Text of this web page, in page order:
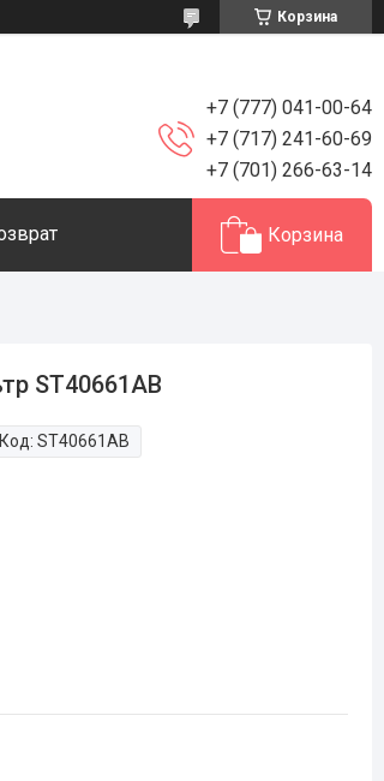
Корзина
+7 (777) 041-00-64
+7 (717) 241-60-69
+7 (701) 266-63-14
Корзина
ST40661AB
Код:ST40661AB